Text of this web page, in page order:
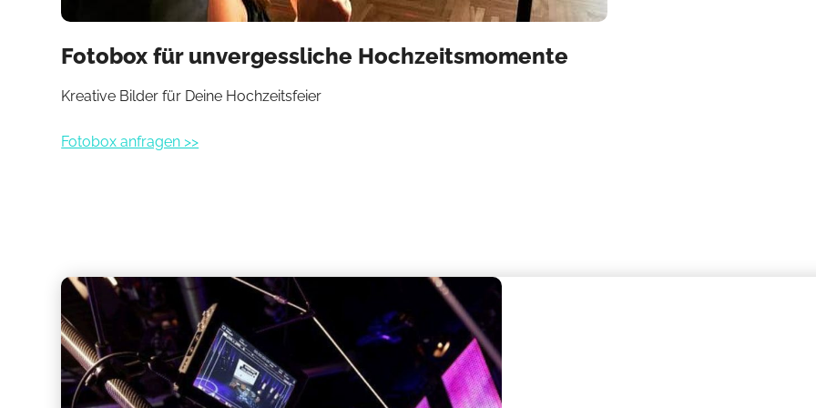
Fotobox für unvergessliche Hochzeitsmomente
Kreative Bilder für Deine Hochzeitsfeier
Fotobox anfragen >>